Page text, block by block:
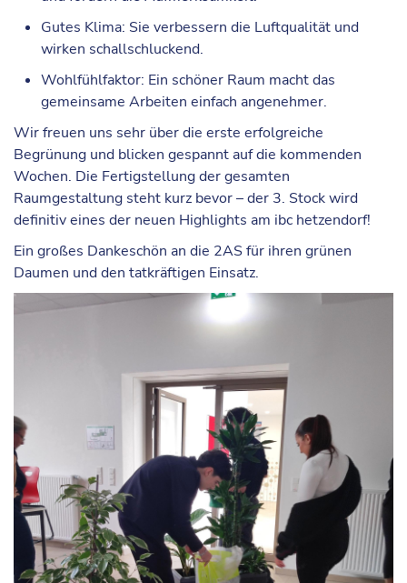
Gutes Klima: Sie verbessern die Luftqualität und
wirken schallschluckend.
Wohlfühlfaktor: Ein schöner Raum macht das
gemeinsame Arbeiten einfach angenehmer.
Wir freuen uns sehr über die erste erfolgreiche
Begrünung und blicken gespannt auf die kommenden
Wochen. Die Fertigstellung der gesamten
Raumgestaltung steht kurz bevor – der 3. Stock wird
definitiv eines der neuen Highlights am ibc hetzendorf!
Ein großes Dankeschön an die 2AS für ihren grünen
Daumen und den tatkräftigen Einsatz.